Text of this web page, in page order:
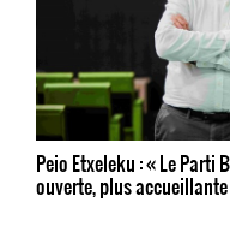
Peio Etxeleku : « Le
ouverte, plus